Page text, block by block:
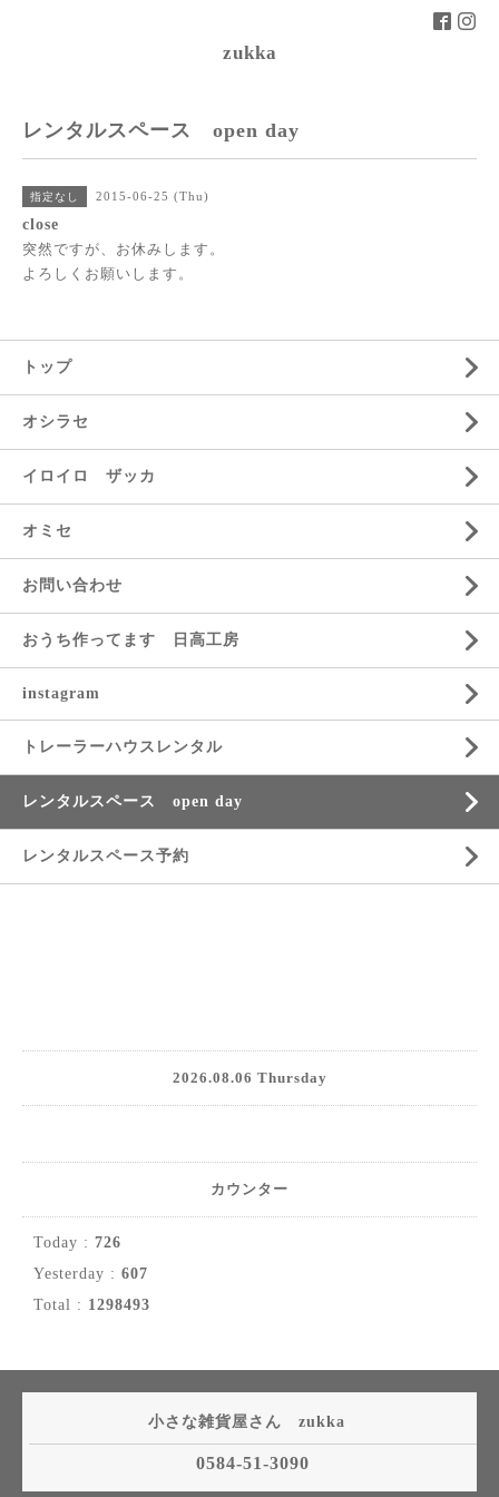
zukka
レンタルスペース open day
指定なし 2015-06-25 (Thu)
close
突然ですが、お休みします。
よろしくお願いします。
トップ
オシラセ
イロイロ ザッカ
オミセ
お問い合わせ
おうち作ってます 日高工房
instagram
トレーラーハウスレンタル
レンタルスペース open day
レンタルスペース予約
2026.08.06 Thursday
カウンター
Today : 726
Yesterday : 607
Total : 1298493
小さな雑貨屋さん zukka
0584-51-3090